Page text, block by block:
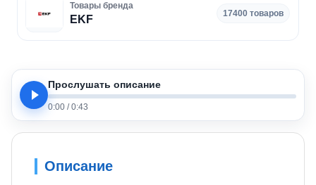
Товары бренда
EKF
17400 товаров
Прослушать описание
0:00 / 0:43
Описание